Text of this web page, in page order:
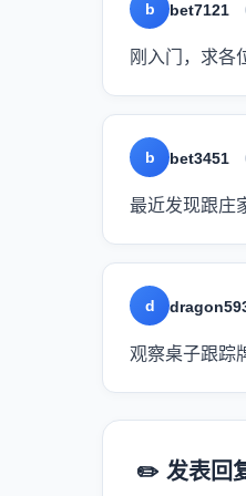
b bet7121
刚入门，求各
b bet3451
最近发现跟庄
d
观察桌子跟踪
✏️ 发表回